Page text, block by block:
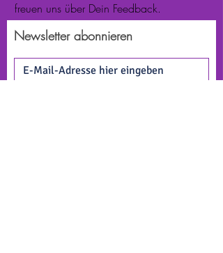
freuen uns über Dein Feedback.
Newsletter abonnieren